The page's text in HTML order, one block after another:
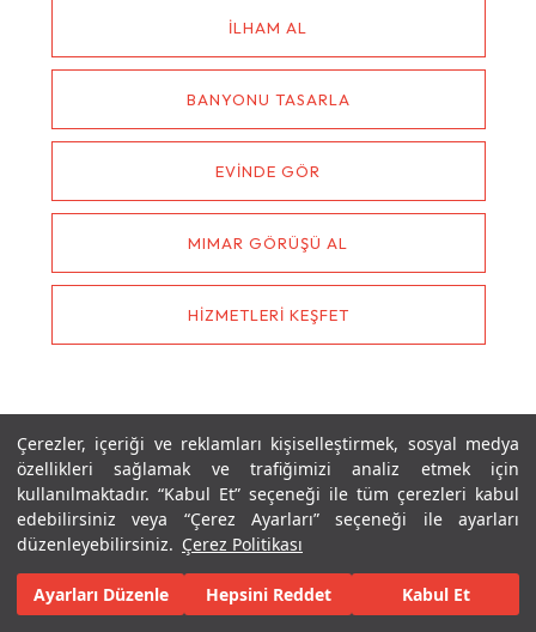
Çerezler, içeriği ve reklamları kişiselleştirmek, sosyal medya
özellikleri sağlamak ve trafiğimizi analiz etmek için
kullanılmaktadır. “Kabul Et” seçeneği ile tüm çerezleri kabul
edebilirsiniz veya “Çerez Ayarları” seçeneği ile ayarları
düzenleyebilirsiniz. Çerez Politikası
Ayarları Düzenle Hepsini Reddet Kabul Et
İLHAM AL
BANYONU TASARLA
EVİNDE GÖR
MIMAR GÖRÜŞÜ AL
HİZMETLERİ KEŞFET
GİRİŞ YAP